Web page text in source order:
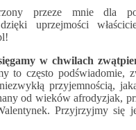
przeze mnie dla
uprzejmości
w chwilach
to często podświadomie,
przyjemnością,
od wieków afrodyzjak,
Przyjrzyjmy się